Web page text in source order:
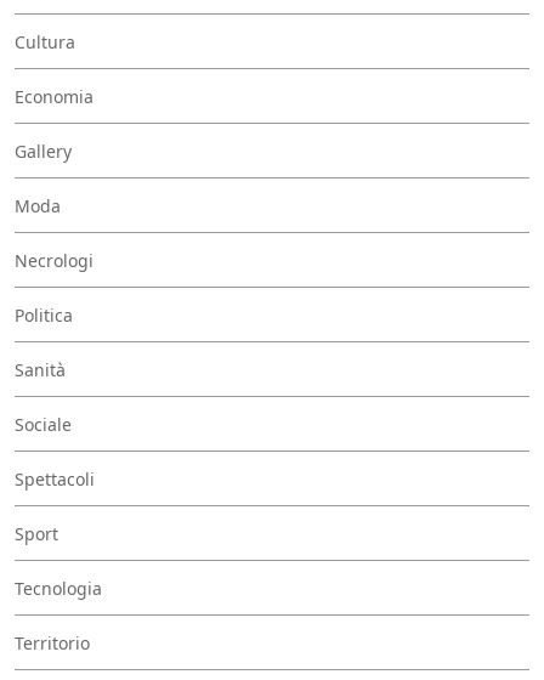
Cultura
Economia
Gallery
Moda
Necrologi
Politica
Sanità
Sociale
Spettacoli
Sport
Tecnologia
Territorio